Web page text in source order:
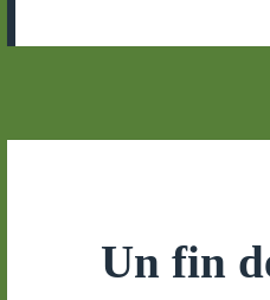
Un fin